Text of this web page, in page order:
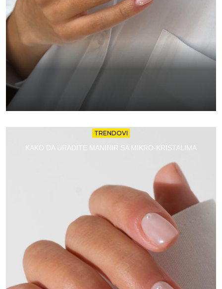
TRENDOVI
KAKO DA URADITE MANINIR SA MIKRO-KRISTALIMA